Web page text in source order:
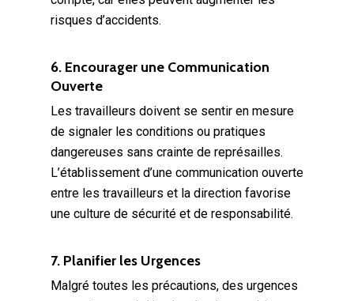
risques d’accidents.
6. Encourager une Communication
Ouverte
Les travailleurs doivent se sentir en mesure
de signaler les conditions ou pratiques
dangereuses sans crainte de représailles.
L’établissement d’une communication ouverte
entre les travailleurs et la direction favorise
une culture de sécurité et de responsabilité.
7. Planifier les Urgences
Malgré toutes les précautions, des urgences